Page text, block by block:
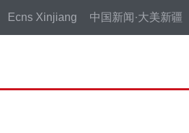
Ecns Xinjiang 中国新闻·大美新疆